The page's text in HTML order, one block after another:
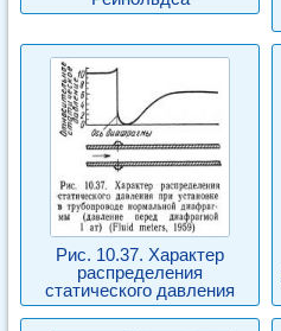
Рис. 10.37. Характер
распределения
статического давления